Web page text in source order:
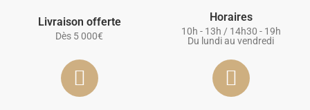
Livraison offerte
Dès 5 000€
Horaires
10h - 13h / 14h30 - 19h
Du lundi au vendredi